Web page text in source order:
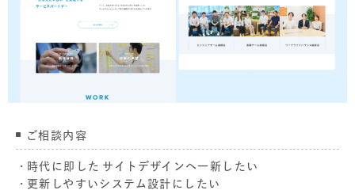
ご相談内容
時代に即した⁨⁩サイトデザインへ一新したい
更新しやすいシステム設計にしたい